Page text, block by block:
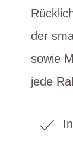
der
sowie
jede